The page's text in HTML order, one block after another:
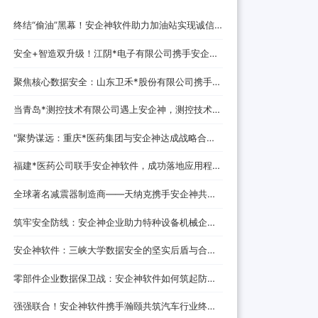
终结“偷油”黑幕！安企神软件助力加油站实现诚信
经营，挽回消费者信任
安全+智造双升级！江阴*电子有限公司携手安企神
开启企业防护新时代！
聚焦核心数据安全：山东卫禾*股份有限公司携手安
企神软件构建防泄密屏障！
当青岛*测控技术有限公司遇上安企神，测控技术数
据安全将迎来哪些新变化？
‌"聚势谋远：重庆*医药集团与安企神达成战略合
作，探索医药+科技融合发展新路径！
福建*医药公司联手安企神软件，成功落地应用程
序、网站黑名单设置与USB管控方案！
全球著名减震器制造商——天纳克携手安企神共筑
安全制造新防线
筑牢安全防线：安企神企业助力特种设备机械企业
数据防泄密解决方案
安企神软件：三峡大学数据安全的坚实后盾与合作
伙伴
零部件企业数据保卫战：安企神软件如何筑起防泄
密铜墙铁壁
强强联合！安企神软件携手瀚颐共筑汽车行业终端